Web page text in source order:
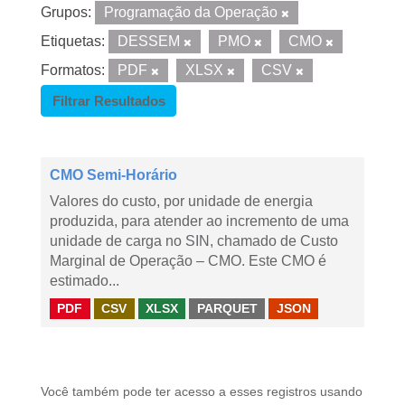
Grupos:
Programação da Operação
Etiquetas:
DESSEM PMO
CMO
Formatos:
PDF XLSX
CSV
Filtrar Resultados
CMO Semi-Horário
Valores do custo, por unidade de energia
produzida, para atender ao incremento de uma
unidade de carga no SIN, chamado de Custo
Marginal de Operação – CMO. Este CMO é
estimado...
PDF CSV XLSX PARQUET JSON
Você também pode ter acesso a esses registros usando